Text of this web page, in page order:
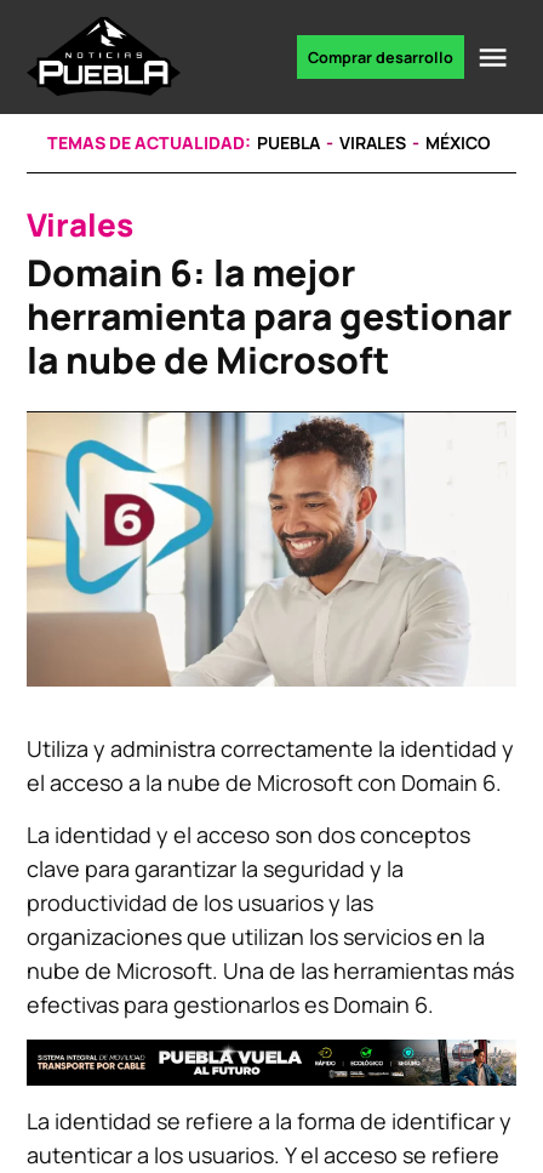
content
noticias
Comprar desarrollo
TEMAS DE ACTUALIDAD: PUEBLA VIRALES MÉXICO
POSTED
IN
Virales
Domain 6: la mejor
herramienta para gestionar
la nube de Microsoft
Utiliza y administra correctamente la identidad y
el acceso a la nube de Microsoft con Domain 6.
La identidad y el acceso son dos conceptos
clave para garantizar la seguridad y la
productividad de los usuarios y las
organizaciones que utilizan los servicios en la
nube de Microsoft. Una de las herramientas más
efectivas para gestionarlos es Domain 6.
La identidad se refiere a la forma de identificar y
autenticar a los usuarios. Y el acceso se refiere